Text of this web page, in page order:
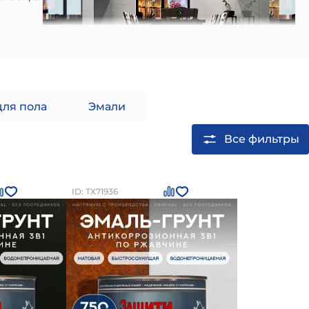
и
что позволяет выполнить монтаж в короткий
в эксплуатации.
Такие полы обладают антистатическим
упрощает наведение чистоты и
также он может быть нанесен на любую
поэтому перед покупкой важно уточнить
холод и предназначены для установки
пола Эмали
Все фильтры
ID: ТХ71936